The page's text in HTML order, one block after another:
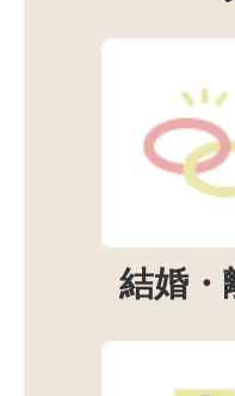
結婚・